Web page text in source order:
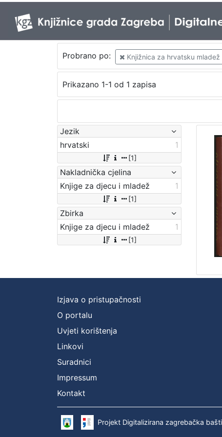
Probrano po: Knjižnica za hrvatsku
Prikazano 1-1 od 1 zapisa
Jezik
hrvatski
1
[1]
Nakladnička cjelina
Knjige za djecu i mladež
1
[1]
Zbirka
Knjige za djecu i mladež
1
[1]
Izjava o pristupačnosti
O portalu
Uvjeti korištenja
Linkovi
Suradnici
Impressum
Kontakt
Projekt Digitalizirana zagrebačka